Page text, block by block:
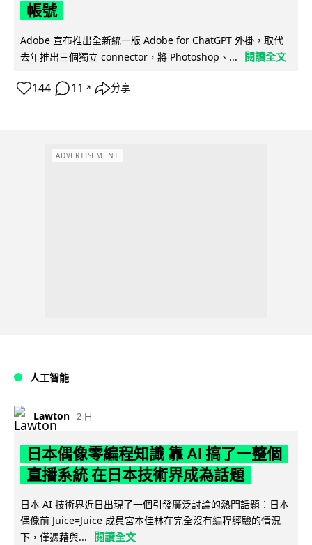
帳號
Adobe 宣布推出全新統一版 Adobe for ChatGPT 外掛，取代
去年推出三個獨立 connector，將 Photoshop、...
閱讀全文
144 11 ↗ 分享
ADVERTISEMENT
人工智能
Lawton 2 日
日本偶像零編程知識 靠 AI 搞了一整個
直播系統 在日本技術界成為話題
日本 AI 技術界近日出現了一個引發廣泛討論的熱門話題：日本
偶像前 Juice=Juice 成員宮本佳林在完全沒有編程經驗的情況
下，僅憑藉與...
閱讀全文